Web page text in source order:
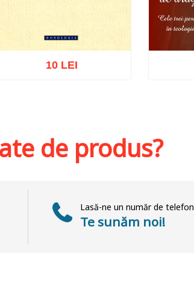
10 LEI
de produs?
Lasă-ne un număr de telefon
Te sunăm noi!